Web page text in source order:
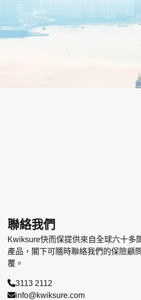
聯絡我們
Kwiksure快而保提供來自全球六十多
產品，閣下可隨時聯絡我們的保險顧
覆。
3113 2112
info@kwiksure.com